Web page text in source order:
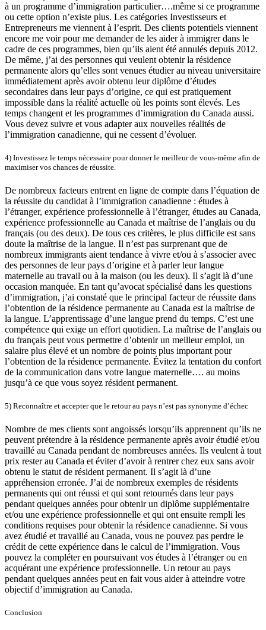
à un programme d’immigration particulier….même si ce programme
ou cette option n’existe plus. Les catégories Investisseurs et
Entrepreneurs me viennent à l’esprit. Des clients potentiels viennent
encore me voir pour me demander de les aider à immigrer dans le
cadre de ces programmes, bien qu’ils aient été annulés depuis 2012.
De même, j’ai des personnes qui veulent obtenir la résidence
permanente alors qu’elles sont venues étudier au niveau universitaire
immédiatement après avoir obtenu leur diplôme d’études
secondaires dans leur pays d’origine, ce qui est pratiquement
impossible dans la réalité actuelle où les points sont élevés. Les
temps changent et les programmes d’immigration du Canada aussi.
Vous devez suivre et vous adapter aux nouvelles réalités de
l’immigration canadienne, qui ne cessent d’évoluer.
4) Investissez le temps nécessaire pour donner le meilleur de vous-même afin de
maximiser vos chances de réussite.
De nombreux facteurs entrent en ligne de compte dans l’équation de
la réussite du candidat à l’immigration canadienne : études à
l’étranger, expérience professionnelle à l’étranger, études au Canada,
expérience professionnelle au Canada et maîtrise de l’anglais ou du
français (ou des deux). De tous ces critères, le plus difficile est sans
doute la maîtrise de la langue. Il n’est pas surprenant que de
nombreux immigrants aient tendance à vivre et/ou à s’associer avec
des personnes de leur pays d’origine et à parler leur langue
maternelle au travail ou à la maison (ou les deux). Il s’agit là d’une
occasion manquée. En tant qu’avocat spécialisé dans les questions
d’immigration, j’ai constaté que le principal facteur de réussite dans
l’obtention de la résidence permanente au Canada est la maîtrise de
la langue. L’apprentissage d’une langue prend du temps. C’est une
compétence qui exige un effort quotidien. La maîtrise de l’anglais ou
du français peut vous permettre d’obtenir un meilleur emploi, un
salaire plus élevé et un nombre de points plus important pour
l’obtention de la résidence permanente. Évitez la tentation du confort
de la communication dans votre langue maternelle…. au moins
jusqu’à ce que vous soyez résident permanent.
5) Reconnaître et accepter que le retour au pays n’est pas synonyme d’échec
Nombre de mes clients sont angoissés lorsqu’ils apprennent qu’ils ne
peuvent prétendre à la résidence permanente après avoir étudié et/ou
travaillé au Canada pendant de nombreuses années. Ils veulent à tout
prix rester au Canada et éviter d’avoir à rentrer chez eux sans avoir
obtenu le statut de résident permanent. Il s’agit là d’une
appréhension erronée. J’ai de nombreux exemples de résidents
permanents qui ont réussi et qui sont retournés dans leur pays
pendant quelques années pour obtenir un diplôme supplémentaire
et/ou une expérience professionnelle et qui ont ensuite rempli les
conditions requises pour obtenir la résidence canadienne. Si vous
avez étudié et travaillé au Canada, vous ne pouvez pas perdre le
crédit de cette expérience dans le calcul de l’immigration. Vous
pouvez la compléter en poursuivant vos études à l’étranger ou en
acquérant une expérience professionnelle. Un retour au pays
pendant quelques années peut en fait vous aider à atteindre votre
objectif d’immigration au Canada.
Conclusion